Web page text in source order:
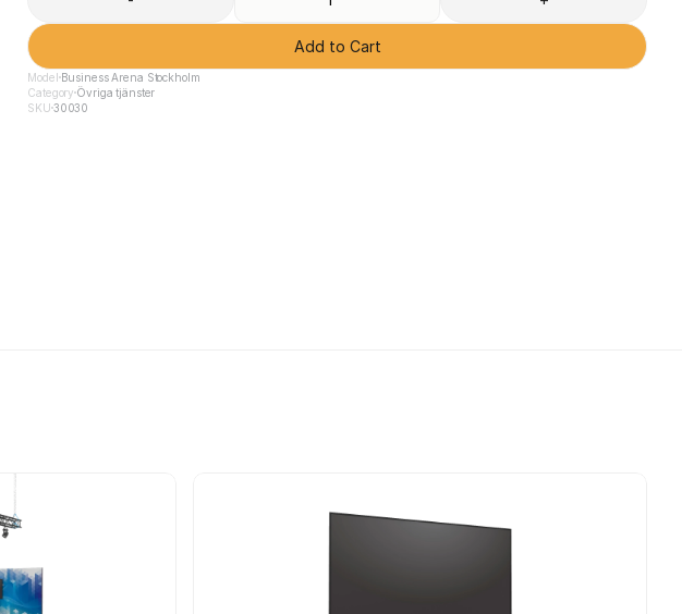
Add to Cart
Model Business Arena Stockholm
Category Övriga tjänster
SKU 30030